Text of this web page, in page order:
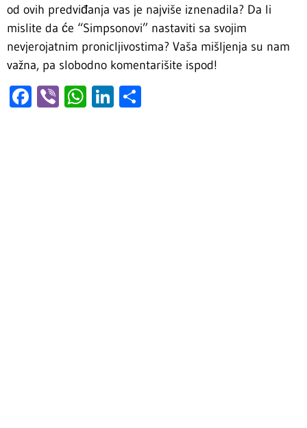
od ovih predviđanja vas je najviše iznenadila? Da li
mislite da će “Simpsonovi” nastaviti sa svojim
nevjerojatnim pronicljivostima? Vaša mišljenja su nam
važna, pa slobodno komentarišite ispod!
Facebook
ViberWhatsApp
LinkedIn